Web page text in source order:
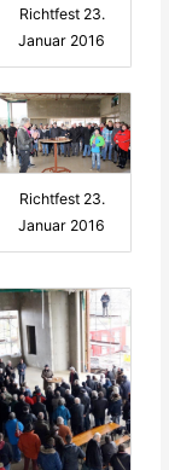
Richtfest 23.
Januar 2016
Richtfest 23.
Januar 2016